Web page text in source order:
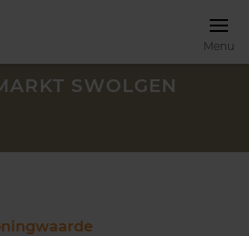
Menu
SWOLGEN